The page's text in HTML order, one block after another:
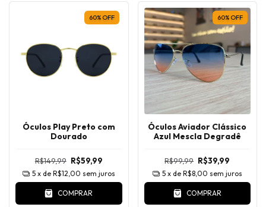
60% OFF
Óculos Play Preto com
Dourado
R$149,99 R$59,99
5 x de R$12,00 sem juros
COMPRAR
60% OFF
Óculos Aviador Clássico
Azul Mescla Degradê
R$99,99 R$39,99
5 x de R$8,00 sem juros
COMPRAR